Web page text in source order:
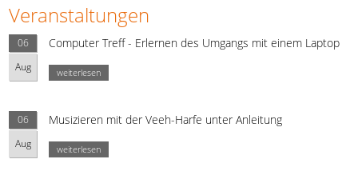
Veranstaltungen
06
Aug
Computer Treff - Erlernen des Umgangs mit einem Laptop
weiterlesen
06
Aug
Musizieren mit der Veeh-Harfe unter Anleitung
weiterlesen